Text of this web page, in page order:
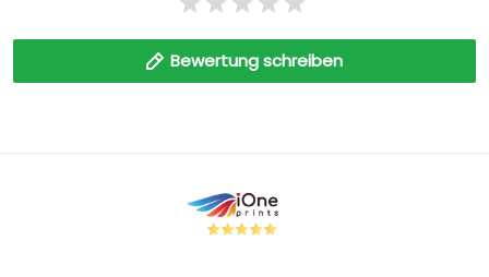
Bewertung schreiben